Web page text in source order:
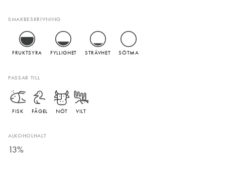
SMAKBESKRIVNING
FRUKTSYRA FYLLIGHET STRÄVHET SÖTMA
PASSAR TILL
FISK FÅGEL NÖT VILT
ALKOHOLHALT
13%